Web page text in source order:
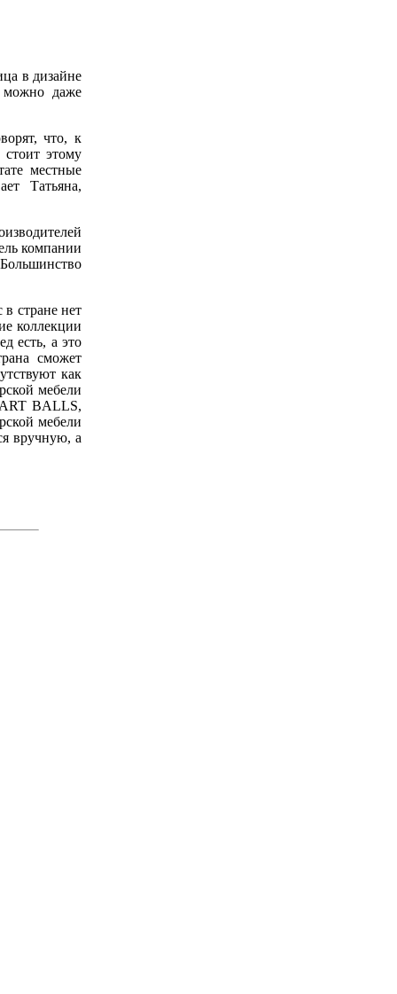
в дизайне
можно даже
что, к
этому
местные
Татьяна,
компании
стране нет
коллекции
есть, а это
сможет
как
мебели
BALLS,
мебели
вручную, а